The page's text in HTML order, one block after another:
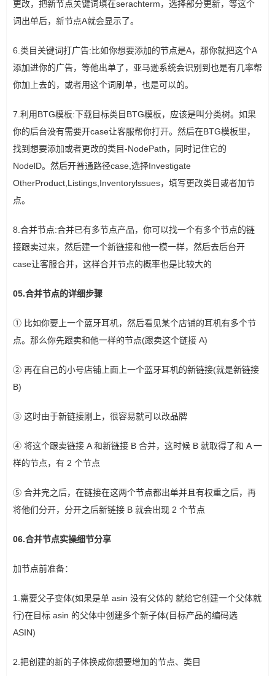
更改，把新节点关键词填在serachterm，选择部分更新，等这个
词出单后，新节点A就会显示了。
6.类目关键词打广告:比如你想要添加的节点是A，那你就把这个A
添加进你的广告，等他出单了，亚马逊系统会识别到也是有几率帮
你加上去的，或者用这个词刷单，也是可以的。
7.利用BTG模板:下载目标类目BTG模板，应该是叫分类树。如果
你的后台没有需要开case让客服帮你打开。然后在BTG模板里，
找到想要添加或者更改的类目-NodePath，同时记住它的
NodelD。然后开普通路径case,选择Investigate
OtherProduct,Listings,Inventorylssues，填写更改类目或者加节
点。
8.合并节点:合并已有多节点产品，你可以找一个有多个节点的链
接跟卖过来，然后建一个新链接和他一模一样，然后去后台开
case让客服合并，这样合并节点的概率也是比较大的
05.合并节点的详细步骤
① 比如你要上一个蓝牙耳机，然后看见某个店铺的耳机有多个节
点。那么你先跟卖和他一样的节点(跟卖这个链接 A)
② 再在自己的小号店铺上面上一个蓝牙耳机的新链接(就是新链接
B)
③ 这时由于新链接刚上，很容易就可以改品牌
④ 将这个跟卖链接 A 和新链接 B 合并，这时候 B 就取得了和 A 一
样的节点，有 2 个节点
⑤ 合并完之后，在链接在这两个节点都出单并且有权重之后，再
将他们分开，分开之后新链接 B 就会出现 2 个节点
06.合并节点实操细节分享
加节点前准备：
1.需要父子变体(如果是单 asin 没有父体的 就给它创建一个父体就
行)在目标 asin 的父体中创建多个新子体(目标产品的编码选
ASIN)
2.把创建的新的子体换成你想要增加的节点、类目